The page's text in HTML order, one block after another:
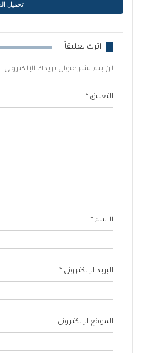
تحميل
اترك تعليقاً
لن يتم نشر عنوان بريدك الإلكتروني.
التعليق *
الاسم *
البريد الإلكتروني *
الموقع الإلكتروني